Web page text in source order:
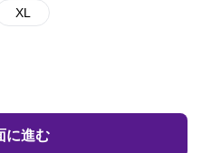
XL
に進む